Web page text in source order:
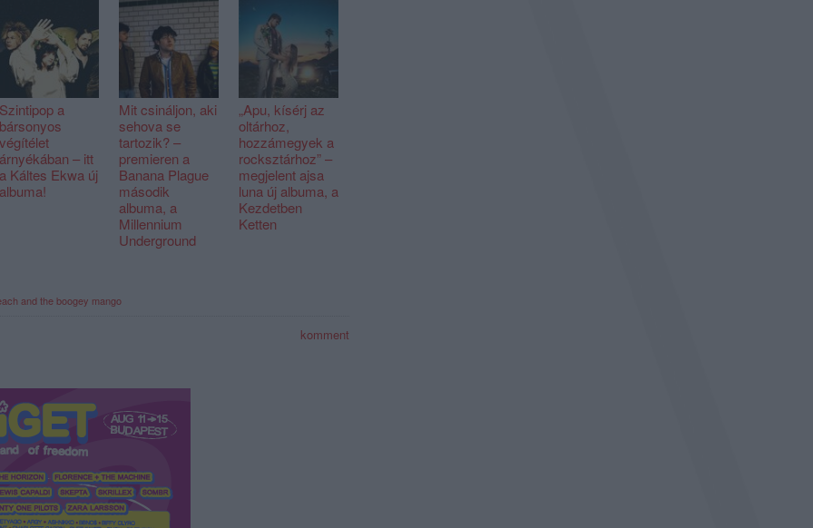
Szintipop a
bársonyos
végítélet
árnyékában – itt
a Káltes Ekwa új
albuma!
Mit csináljon, aki
sehova se
tartozik? –
premieren a
Banana Plague
második
albuma, a
Millennium
Underground
„Apu, kísérj az
oltárhoz,
hozzámegyek a
rocksztárhoz” –
megjelent ajsa
luna új albuma, a
Kezdetben
Ketten
and the boogey mango
komment